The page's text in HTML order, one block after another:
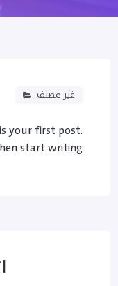
غير مصنف
your first post.
start writing!